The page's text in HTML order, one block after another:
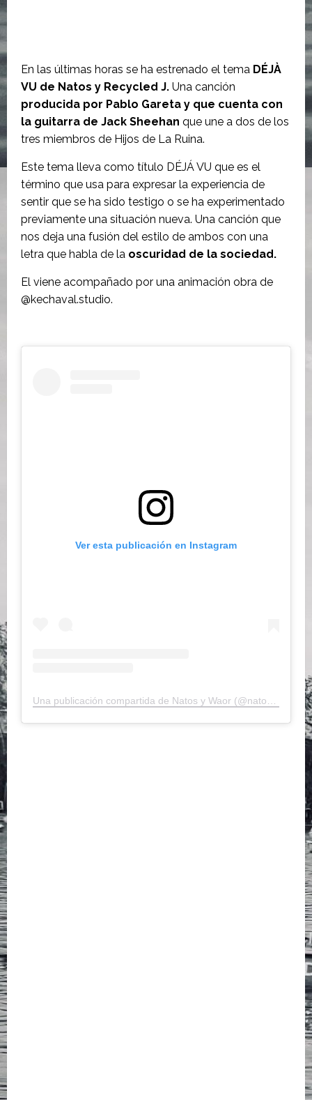
En las últimas horas se ha estrenado el tema DÉJÀ
VU de Natos y Recycled J. Una canción
producida por Pablo Gareta y que cuenta con
la guitarra de Jack Sheehan que une a dos de los
tres miembros de Hijos de La Ruina.
Este tema lleva como título DÉJÁ VU que es el
término que usa para expresar la experiencia de
sentir que se ha sido testigo o se ha experimentado
previamente una situación nueva. Una canción que
nos deja una fusión del estilo de ambos con una
letra que habla de la oscuridad de la sociedad.
El viene acompañado por una animación obra de
@kechaval.studio.
Ver esta publicación en Instagram